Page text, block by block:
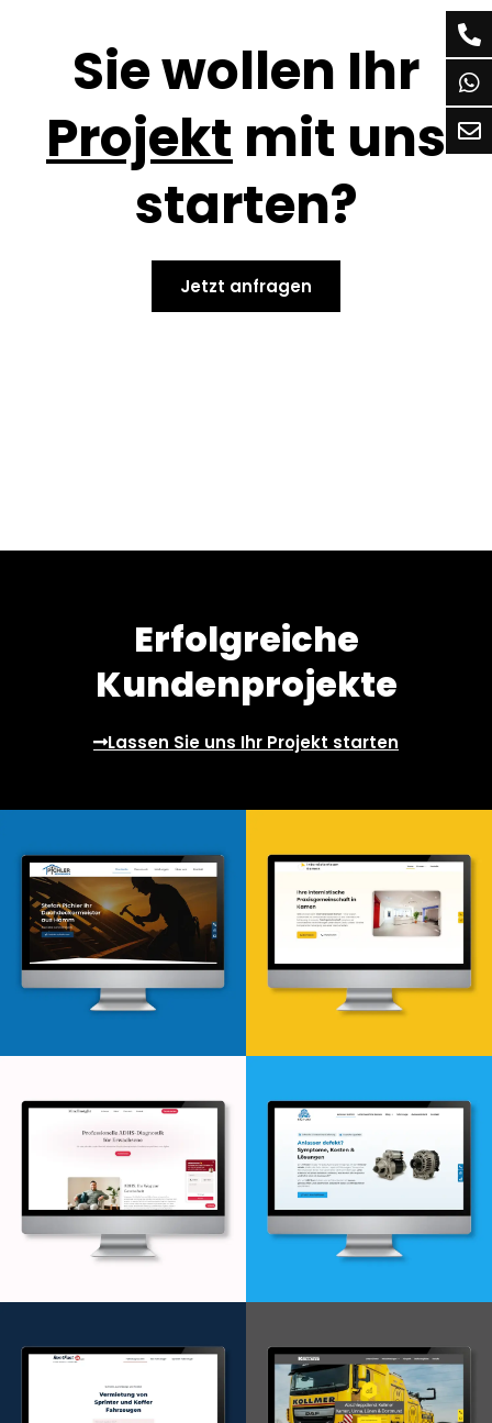
Sie wollen Ihr
Projekt mit uns
starten?
Jetzt anfragen
Erfolgreiche
Kundenprojekte
Lassen Sie uns Ihr Projekt starten
Webdesign & -entwicklung Webdesign & -entwicklung
Webdesign & -entwicklung Webdesign & -entwicklung